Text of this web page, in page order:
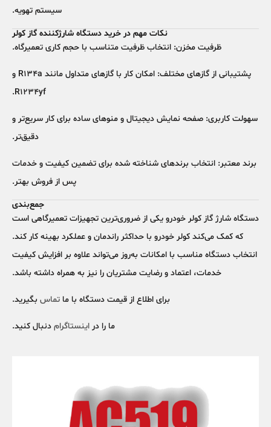
سیستم تهویه.
نکات مهم در خرید دستگاه شارژکننده گاز کولر
ظرفیت مخزن: انتخاب ظرفیت متناسب با حجم کاری تعمیرگاه.
پشتیبانی از گازهای مختلف:
امکان کار با گازهای متداول مانند R134a و
R1234yf.
سهولت کاربری: صفحه نمایش دیجیتال و منوهای ساده برای کار سریع‌تر و
دقیق‌تر.
برند معتبر: انتخاب برندهای شناخته شده برای تضمین کیفیت و خدمات
پس از فروش بهتر.
جمع‌بندی
دستگاه شارژ گاز کولر خودرو یکی از ضروری‌ترین تجهیزات تعمیرگاهی است
که کمک می‌کند کولر خودرو با حداکثر راندمان و عملکرد بهینه کار کند.
انتخاب دستگاه مناسب با امکانات به‌روز می‌تواند علاوه بر افزایش کیفیت
خدمات، اعتماد و رضایت مشتریان را نیز به همراه داشته باشد.
برای اطلاع از قیمت دستگاه با ما تماس بگیرید.
ما را در اینستاگرام دنبال کنید.